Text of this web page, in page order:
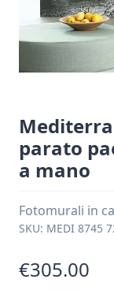
parato
a mano
Fotomurali in
SKU: MEDI 8745
€305.00